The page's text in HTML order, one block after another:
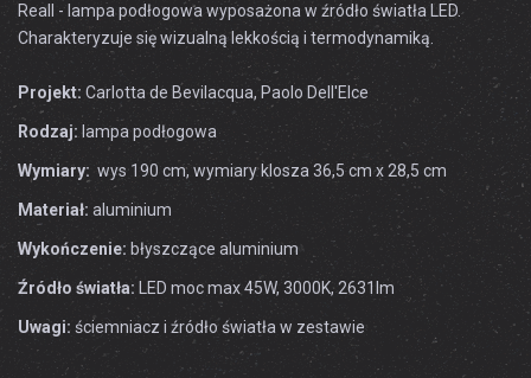
Reall - lampa podłogowa wyposażona w źródło światła LED.
Charakteryzuje się wizualną lekkością i termodynamiką.
Projekt: Carlotta de Bevilacqua, Paolo Dell'Elce
Rodzaj: lampa podłogowa
Wymiary: wys 190 cm, wymiary klosza 36,5 cm x 28,5 cm
Materiał: aluminium
Wykończenie: błyszczące aluminium
Źródło światła: LED moc max 45W, 3000K, 2631lm
Uwagi: ściemniacz i źródło światła w zestawie